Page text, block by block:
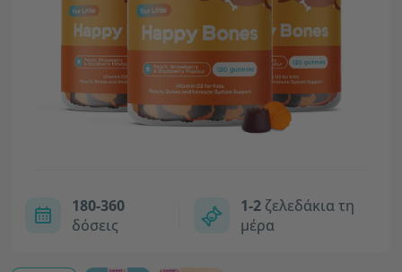
180-360
δόσεις
1-2ζελεδάκια τη
μέρα